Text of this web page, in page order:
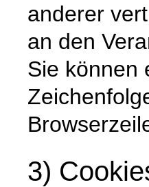
anderer
an den
Sie können
3)